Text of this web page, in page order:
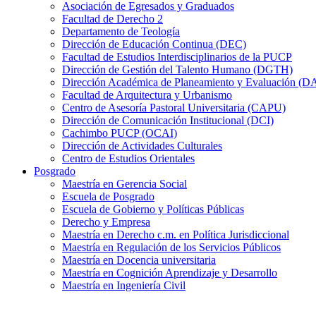
Asociación de Egresados y Graduados
Facultad de Derecho 2
Departamento de Teología
Dirección de Educación Continua (DEC)
Facultad de Estudios Interdisciplinarios de la PUCP
Dirección de Gestión del Talento Humano (DGTH)
Dirección Académica de Planeamiento y Evaluación
Facultad de Arquitectura y Urbanismo
Centro de Asesoría Pastoral Universitaria (CAPU)
Dirección de Comunicación Institucional (DCI)
Cachimbo PUCP (OCAI)
Dirección de Actividades Culturales
Centro de Estudios Orientales
Posgrado
Maestría en Gerencia Social
Escuela de Posgrado
Escuela de Gobierno y Políticas Públicas
Derecho y Empresa
Maestría en Derecho c.m. en Política Jurisdiccional
Maestría en Regulación de los Servicios Públicos
Maestría en Docencia universitaria
Maestría en Cognición Aprendizaje y Desarrollo
Maestría en Ingeniería Civil